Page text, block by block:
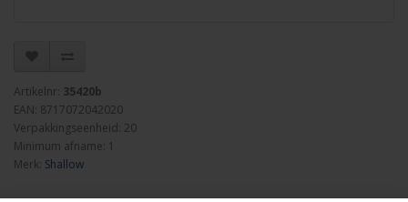
Artikelnr: 35420b
EAN: 8717072042020
Verpakkingseenheid: 20
Minimum afname: 1
Merk: Shallow